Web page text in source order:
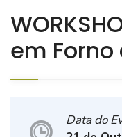
em Forno
Data do